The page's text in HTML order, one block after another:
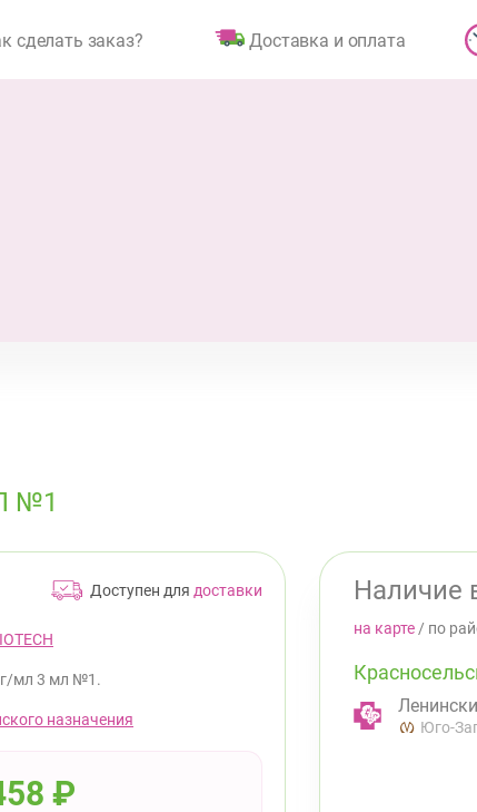
сделать заказ? Доставка и оплата
№1
Доступен для доставки
мл 3 мл №1.
назначения
₽
Наличие
на карте / по
Юго-